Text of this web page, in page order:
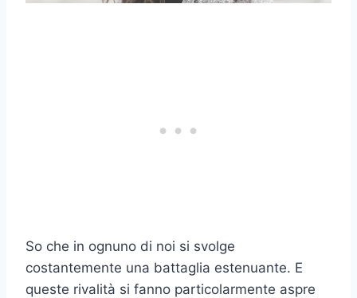
So che in ognuno di noi si svolge
costantemente una battaglia estenuante. E
queste rivalità si fanno particolarmente aspre